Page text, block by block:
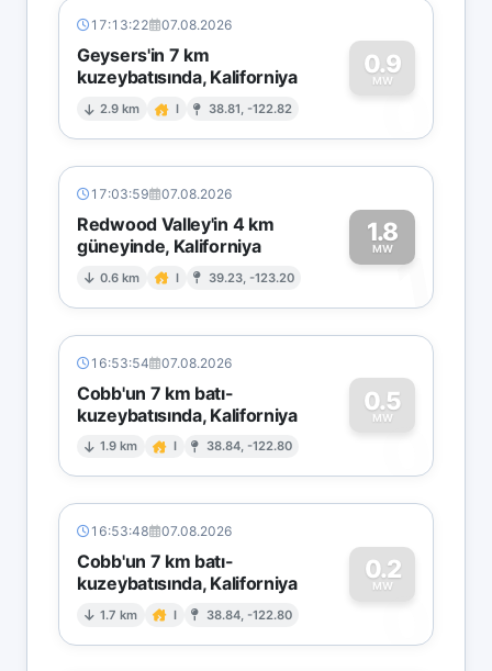
17:13:22 07.08.2026
Geysers'in 7 km
kuzeybatısında, Kaliforniya
2.9 km I 38.81, -122.82
0.9
MW
0
17:03:59 07.08.2026
Redwood Valley'in 4 km
güneyinde, Kaliforniya
0.6 km I 39.23, -123.20
1.8
MW1
16:53:54 07.08.2026
Cobb'un 7 km batı-
kuzeybatısında, Kaliforniya
1.9 km I 38.84, -122.80
0.5
MW
0
16:53:48 07.08.2026
Cobb'un 7 km batı-
kuzeybatısında, Kaliforniya
1.7 km I 38.84, -122.80
0.2
MW
0